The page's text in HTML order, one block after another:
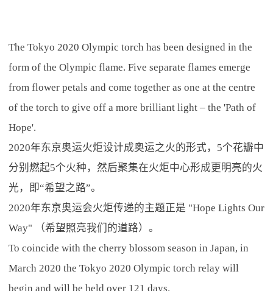
The Tokyo 2020 Olympic torch has been designed in the
form of the Olympic flame. Five separate flames emerge
from flower petals and come together as one at the centre
of the torch to give off a more brilliant light – the 'Path of
Hope'.
2020年东京奥运火炬设计成奥运之火的形式，5个花瓣中
分别燃起5个火种，然后聚集在火炬中心形成更明亮的火
光，即“希望之路”。
2020年东京奥运会火炬传递的主题正是 "Hope Lights Our
Way" （希望照亮我们的道路）。
To coincide with the cherry blossom season in Japan, in
March 2020 the Tokyo 2020 Olympic torch relay will
begin and will be held over 121 days.